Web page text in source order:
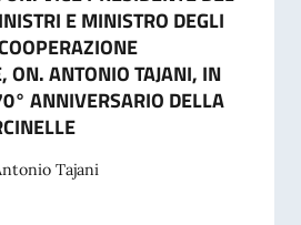
E MINISTRO DEGLI
ON. ANTONIO TAJANI, IN
ANNIVERSARIO DELLA
Tajani